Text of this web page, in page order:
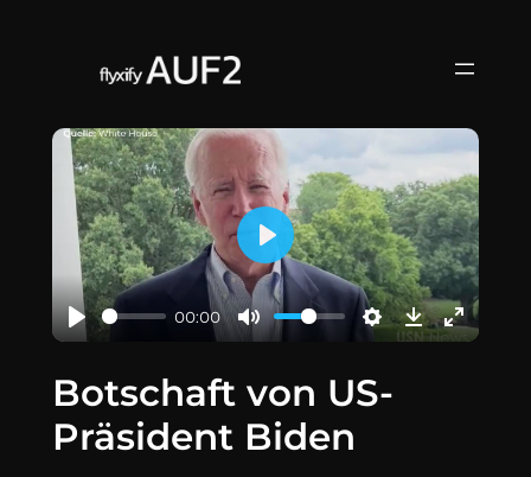
springen
00:00
Play
Botschaft von US-
Präsident Biden